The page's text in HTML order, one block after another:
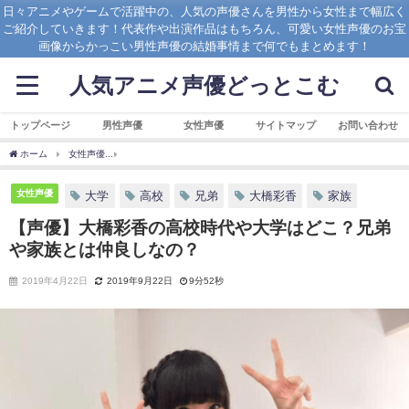
日々アニメやゲームで活躍中の、人気の声優さんを男性から女性まで幅広く
ご紹介していきます！代表作や出演作品はもちろん、可愛い女性声優のお宝
画像からかっこい男性声優の結婚事情まで何でもまとめます！
人気アニメ声優どっとこむ
トップページ 男性声優 女性声優 サイトマップ お問い合わせ
ホーム 女性声優
女性声優 大学 高校 兄弟 大橋彩香 家族
【声優】大橋彩香の高校時代や大学はどこ？兄弟
や家族とは仲良しなの？
2019年4月22日 2019年9月22日 9分52秒